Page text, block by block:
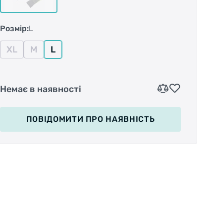
Розмір:L
XL M L
Немає в наявності
ПОВІДОМИТИ ПРО НАЯВНІСТЬ